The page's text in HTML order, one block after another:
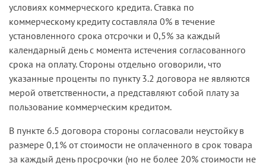
условиях коммерческого кредита. Ставка по
коммерческому кредиту составляла 0% в течение
установленного срока отсрочки и 0,5% за каждый
календарный день с момента истечения согласованного
срока на оплату. Стороны отдельно оговорили, что
указанные проценты по пункту 3.2 договора не являются
мерой ответственности, а представляют собой плату за
пользование коммерческим кредитом.
В пункте 6.5 договора стороны согласовали неустойку в
размере 0,1% от стоимости не оплаченного в срок товара
за каждый день просрочки (но не более 20% стоимости не